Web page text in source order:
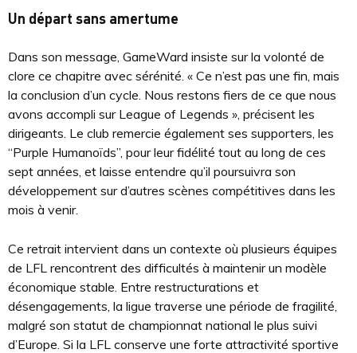
Un départ sans amertume
Dans son message, GameWard insiste sur la volonté de
clore ce chapitre avec sérénité. « Ce n’est pas une fin, mais
la conclusion d’un cycle. Nous restons fiers de ce que nous
avons accompli sur League of Legends », précisent les
dirigeants. Le club remercie également ses supporters, les
“Purple Humanoïds”, pour leur fidélité tout au long de ces
sept années, et laisse entendre qu’il poursuivra son
développement sur d’autres scènes compétitives dans les
mois à venir.
Ce retrait intervient dans un contexte où plusieurs équipes
de LFL rencontrent des difficultés à maintenir un modèle
économique stable. Entre restructurations et
désengagements, la ligue traverse une période de fragilité,
malgré son statut de championnat national le plus suivi
d’Europe. Si la LFL conserve une forte attractivité sportive